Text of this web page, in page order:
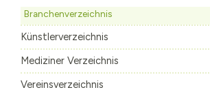
RATHAUS & POLITIK
BÜRGERSERVICE
FAMILIE & BILDUNG
Branchenverzeichnis
Künstlerverzeichnis
Mediziner Verzeichnis
Vereinsverzeichnis